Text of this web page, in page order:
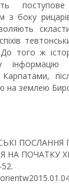
поступове
з боку
того ж
інформацію
на землею
НА ПОЧАТКУ